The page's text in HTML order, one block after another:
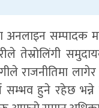
अनलाइन सम्पादक
तेस्रोलिंगी
राजनीतिमा
सम्भव हुने रहेछ